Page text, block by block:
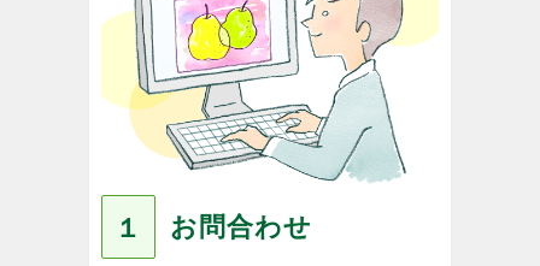
１ お問合わせ